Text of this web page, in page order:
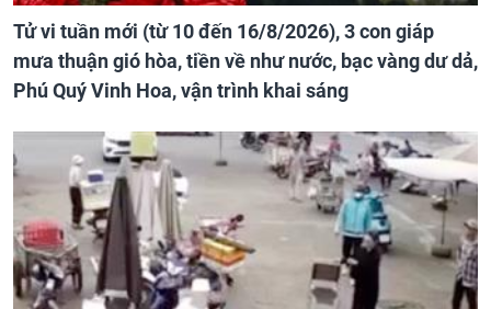
Tử vi tuần mới (từ 10 đến 16/8/2026), 3 con giáp
mưa thuận gió hòa, tiền về như nước, bạc vàng dư dả,
Phú Quý Vinh Hoa, vận trình khai sáng